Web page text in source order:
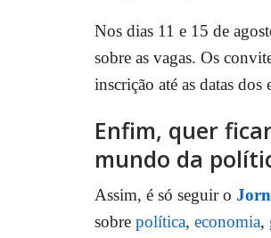
Nos dias 11 e 15 de
sobre as vagas. Os
inscrição até as datas dos
Enfim, quer
mundo da
Assim, é só seguir o
sobre política, economia,